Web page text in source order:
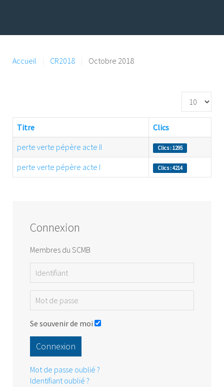
Accueil CR2018 Octobre 2018
Affichage #
Titre
Clics
perte verte pépère acte II
Clics : 1295
perte verte pépère acte I Clics : 4214
Connexion
Membres du SCMB
Se souvenir de moi
Connexion
Mot de passe oublié ?
Identifiant oublié ?